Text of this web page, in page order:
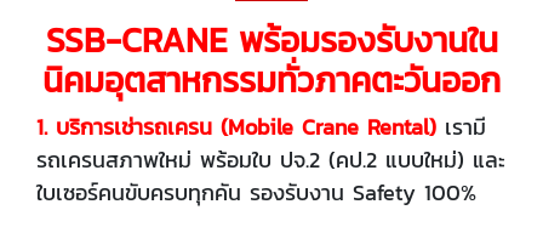
SSB-CRANE พร้อมรองรับงานใน
นิคมอุตสาหกรรมทั่วภาคตะวันออก
1. บริการเช่ารถเครน (Mobile Crane Rental) เรามี
รถเครนสภาพใหม่ พร้อมใบ ปจ.2 (คป.2 แบบใหม่) และ
ใบเซอร์คนขับครบทุกคัน รองรับงาน Safety 100%